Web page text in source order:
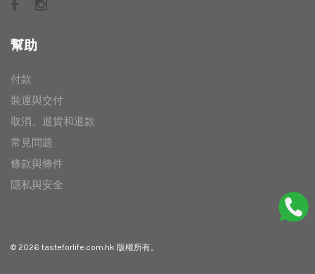
幫助
付款
裝運與交付
取消、退貨和退款
常見問題
條款與條件
隱私與安全
© 2026 tasteforlife.com.hk 版權所有。